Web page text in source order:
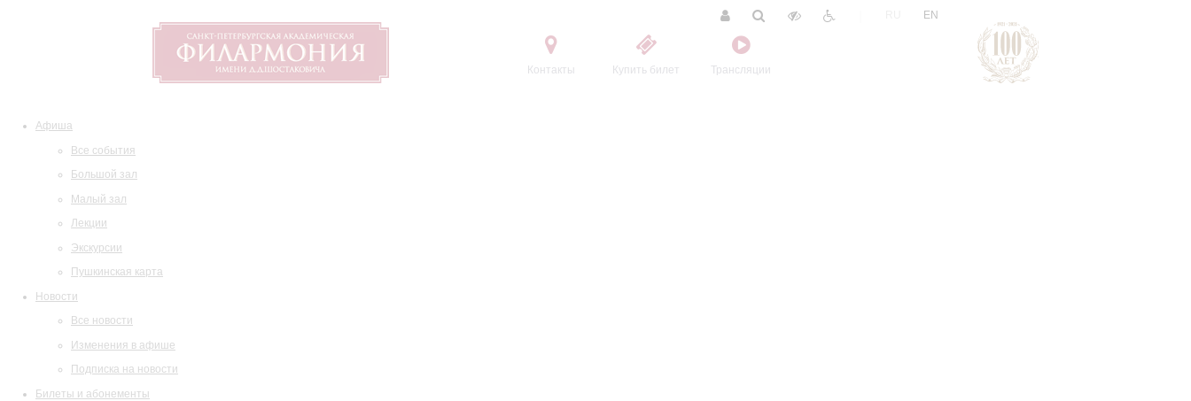
Контакты Купить билет Трансляции
EN
Афиша
Все события
Большой зал
Малый зал
Лекции
Экскурсии
Пушкинская карта
Новости
Все новости
Изменения в афише
Подписка на новости
Билеты и абонементы